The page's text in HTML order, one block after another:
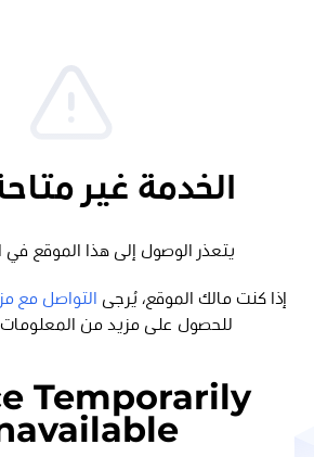
الخدمة غير
يتعذر الوصول إلى هذا الموقع في
إذا كنت مالك الموقع، يُرجى
التواصل مع
للحصول على مزيد من
Temporarily